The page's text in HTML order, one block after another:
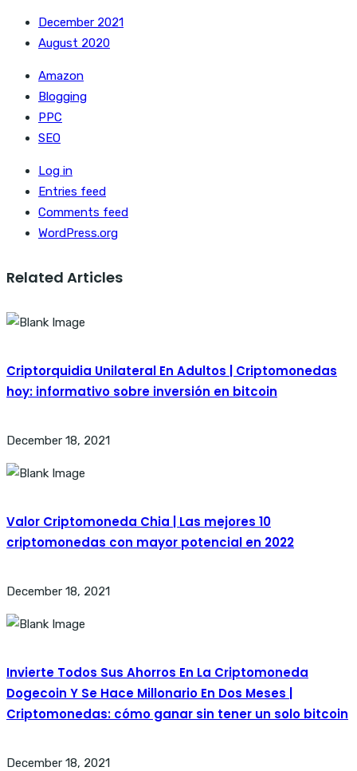
December 2021
August 2020
Amazon
Blogging
PPC
SEO
Log in
Entries feed
Comments feed
WordPress.org
Related Articles
Criptorquidia Unilateral En Adultos | Criptomonedas
hoy: informativo sobre inversión en bitcoin
December 18, 2021
Valor Criptomoneda Chia | Las mejores 10
criptomonedas con mayor potencial en 2022
December 18, 2021
Invierte Todos Sus Ahorros En La Criptomoneda
Dogecoin Y Se Hace Millonario En Dos Meses |
Criptomonedas: cómo ganar sin tener un solo bitcoin
December 18, 2021